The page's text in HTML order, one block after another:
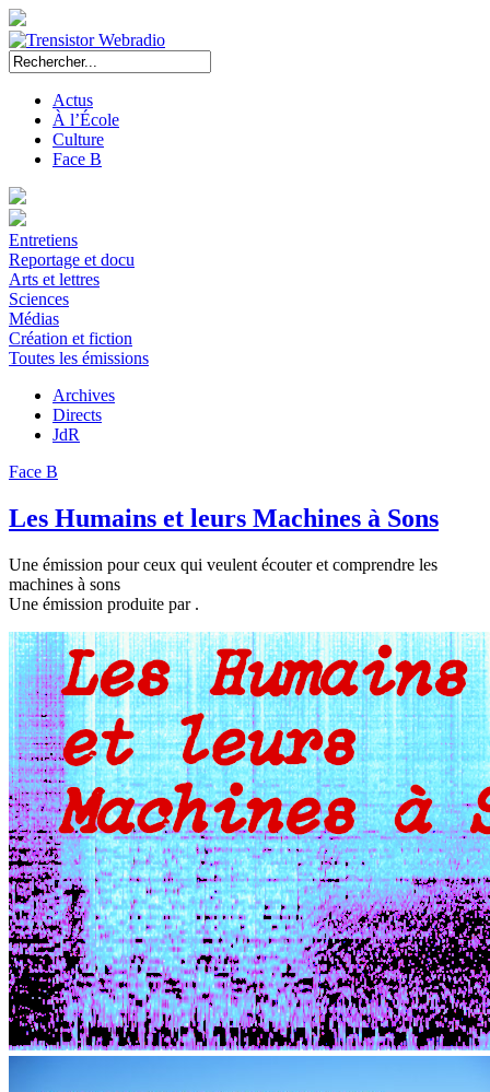
Actus
À l’École
Culture
Face B
Entretiens
Reportage et docu
Arts et lettres
Sciences
Médias
Création et fiction
Toutes les émissions
Archives
Directs
JdR
Face B
Les Humains et leurs Machines à Sons
Une émission pour ceux qui veulent écouter et comprendre les
machines à sons
Une émission produite par .